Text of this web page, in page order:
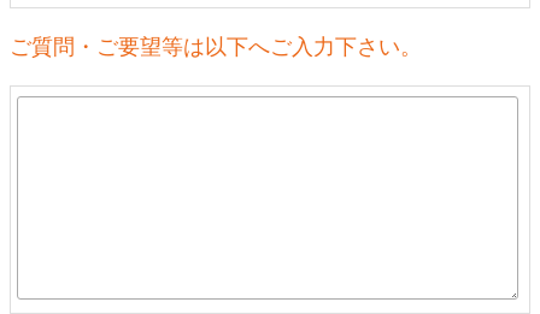
ご質問・ご要望等は以下へご入力下さい。